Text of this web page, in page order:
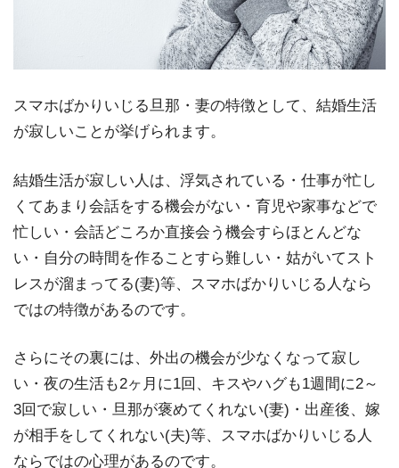
スマホばかりいじる旦那・妻の特徴として、結婚生活
が寂しいことが挙げられます。
結婚生活が寂しい人は、浮気されている・仕事が忙し
くてあまり会話をする機会がない・育児や家事などで
忙しい・会話どころか直接会う機会すらほとんどな
い・自分の時間を作ることすら難しい・姑がいてスト
レスが溜まってる(妻)等、スマホばかりいじる人なら
ではの特徴があるのです。
さらにその裏には、外出の機会が少なくなって寂し
い・夜の生活も2ヶ月に1回、キスやハグも1週間に2～
3回で寂しい・旦那が褒めてくれない(妻)・出産後、嫁
が相手をしてくれない(夫)等、スマホばかりいじる人
ならではの心理があるのです。